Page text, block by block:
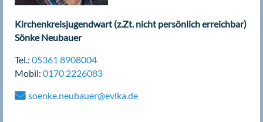
Kirchenkreisjugendwart (z.Zt. nicht persönlich erreichbar)
Sönke Neubauer
Tel.: 05361 8908004
Mobil: 0170 2226083
soenke.neubauer@evlka.de